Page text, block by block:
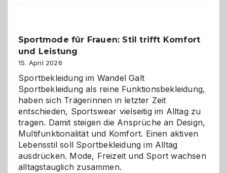
gegen
Chaos
Sportmode für Frauen: Stil trifft Komfort
und Leistung
15. April 2026
Sportbekleidung im Wandel Galt
Sportbekleidung als reine Funktionsbekleidung,
haben sich Trägerinnen in letzter Zeit
entschieden, Sportswear vielseitig im Alltag zu
tragen. Damit steigen die Ansprüche an Design,
Multifunktionalität und Komfort. Einen aktiven
Lebensstil soll Sportbekleidung im Alltag
ausdrücken. Mode, Freizeit und Sport wachsen
alltagstauglich zusammen.